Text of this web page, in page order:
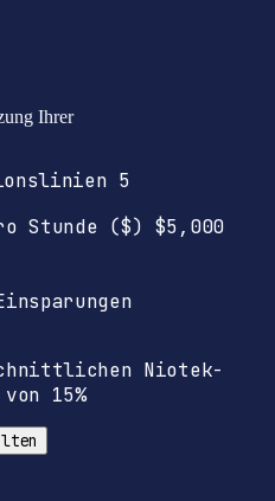
Ihrer
5
Stunde ($) $5,000
Niotek-
15%